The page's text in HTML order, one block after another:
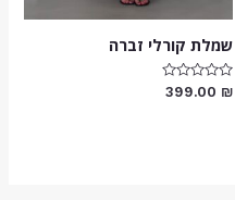
שמלת קורלי זברה
דורג399.00 ₪